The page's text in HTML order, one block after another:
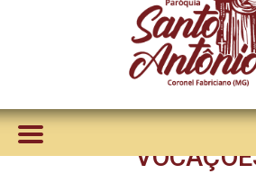
CONVIDA A
BRASIL A
CHAMADO QUE
CADA UM NAS